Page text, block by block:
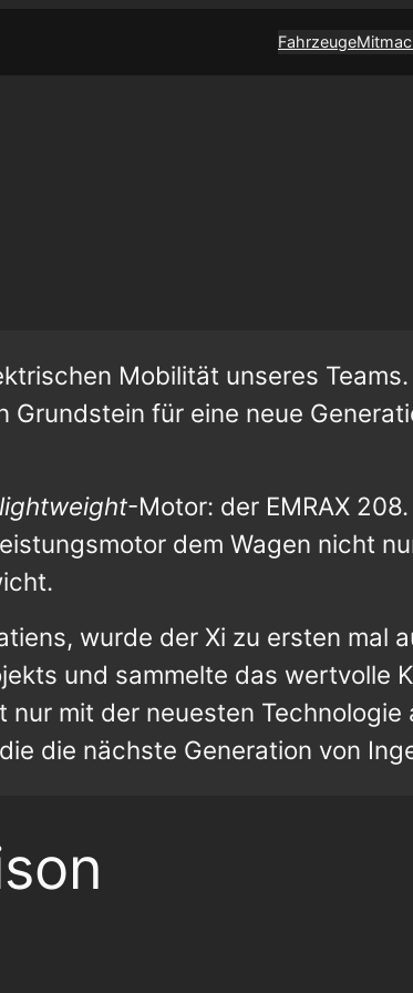
Fahrzeuge
Mobilität unseres
für eine neue
lightweight-Motor: der EMRAX
dem Wagen nicht
wurde der Xi zu ersten mal
und sammelte das wertvolle
mit der neuesten
die nächste Generation von